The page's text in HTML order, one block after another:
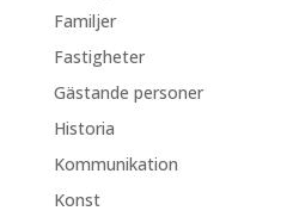
Familjer
Fastigheter
Gästande personer
Historia
Kommunikation
Konst